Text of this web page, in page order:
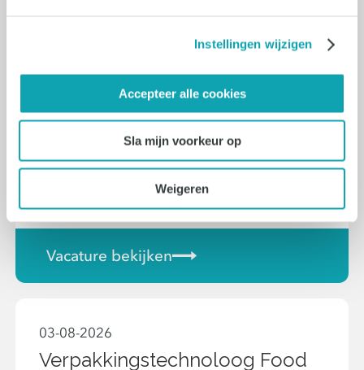
Instellingen wijzigen
Accepteer alle cookies
Sla mijn voorkeur op
Weigeren
Duitstalige Content Creator
36 uur - 40 uur
€2900 - €4000
Vacature bekijken
03-08-2026
Verpakkingstechnoloog Food